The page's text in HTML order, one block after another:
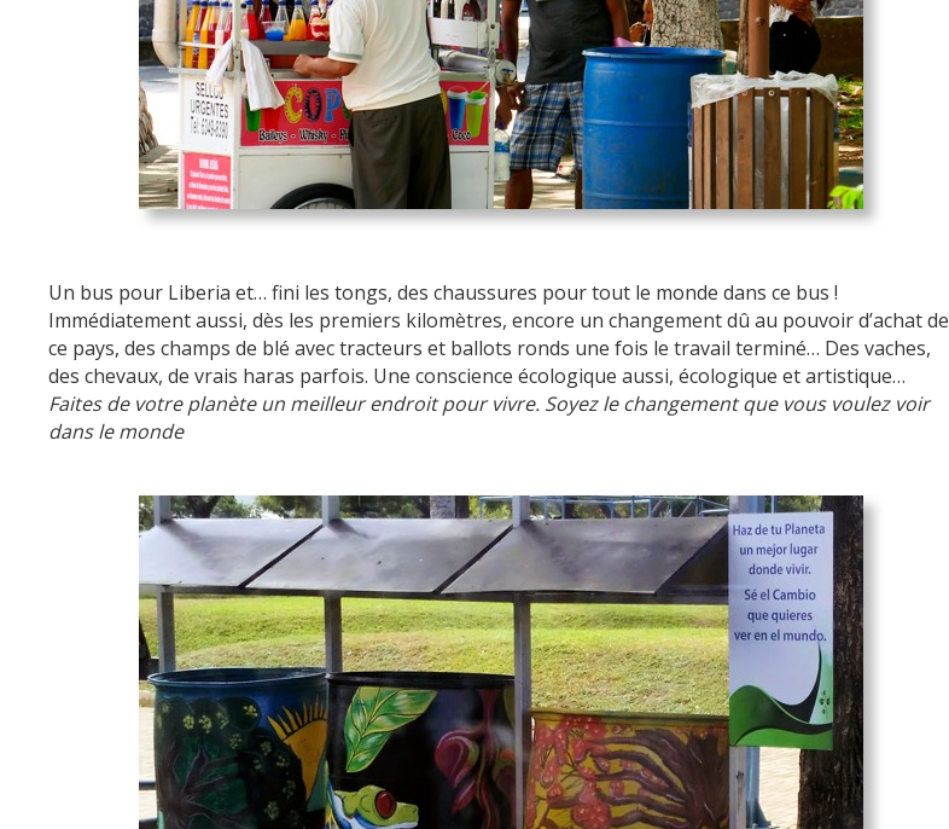
Un bus pour Liberia et… fini les tongs, des chaussures pour tout le monde dans ce bus !
Immédiatement aussi, dès les premiers kilomètres, encore un changement dû au pouvoir d’achat de
ce pays, des champs de blé avec tracteurs et ballots ronds une fois le travail terminé… Des vaches,
des chevaux, de vrais haras parfois. Une conscience écologique aussi, écologique et artistique…
Faites de votre planète un meilleur endroit pour vivre. Soyez le changement que vous voulez voir
dans le monde